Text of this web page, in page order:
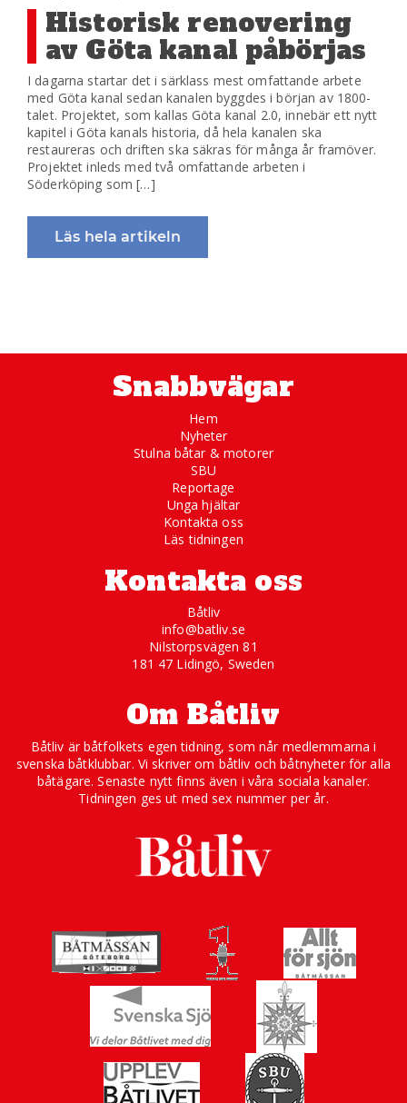
Historisk renovering
av Göta kanal påbörjas
I dagarna startar det i särklass mest omfattande arbete
med Göta kanal sedan kanalen byggdes i början av 1800-
talet. Projektet, som kallas Göta kanal 2.0, innebär ett nytt
kapitel i Göta kanals historia, då hela kanalen ska
restaureras och driften ska säkras för många år framöver.
Projektet inleds med två omfattande arbeten i
Söderköping som […]
Läs hela artikeln
Snabbvägar
Hem
Nyheter
Stulna båtar & motorer
SBU
Reportage
Unga hjältar
Kontakta oss
Läs tidningen
Kontakta oss
Båtliv
info@batliv.se
Nilstorpsvägen 81
181 47 Lidingö, Sweden
Om Båtliv
Båtliv är båtfolkets egen tidning, som når medlemmarna i
svenska båtklubbar. Vi skriver om båtliv och båtnyheter för alla
båtägare. Senaste nytt finns även i våra sociala kanaler.
Tidningen ges ut med sex nummer per år.